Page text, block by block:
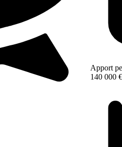
Apport
140 000 €